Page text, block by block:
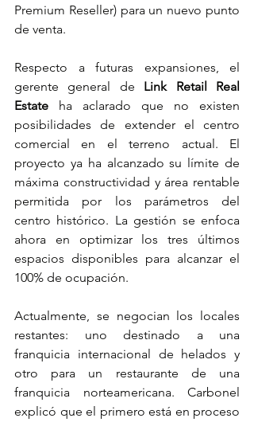
Premium Reseller) para un nuevo punto
de venta.
Respecto a futuras expansiones, el
gerente general de Link Retail Real
Estate ha aclarado que no existen
posibilidades de extender el centro
comercial en el terreno actual. El
proyecto ya ha alcanzado su límite de
máxima constructividad y área rentable
permitida por los parámetros del
centro histórico. La gestión se enfoca
ahora en optimizar los tres últimos
espacios disponibles para alcanzar el
100% de ocupación.
Actualmente, se negocian los locales
restantes: uno destinado a una
franquicia internacional de helados y
otro para un restaurante de una
franquicia norteamericana. Carbonel
explicó que el primero está en proceso